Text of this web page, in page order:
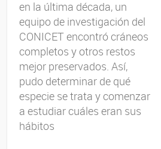
en la última década, un
equipo de investigación del
CONICET encontró cráneos
completos y otros restos
mejor preservados. Así,
pudo determinar de qué
especie se trata y comenzar
a estudiar cuáles eran sus
hábitos